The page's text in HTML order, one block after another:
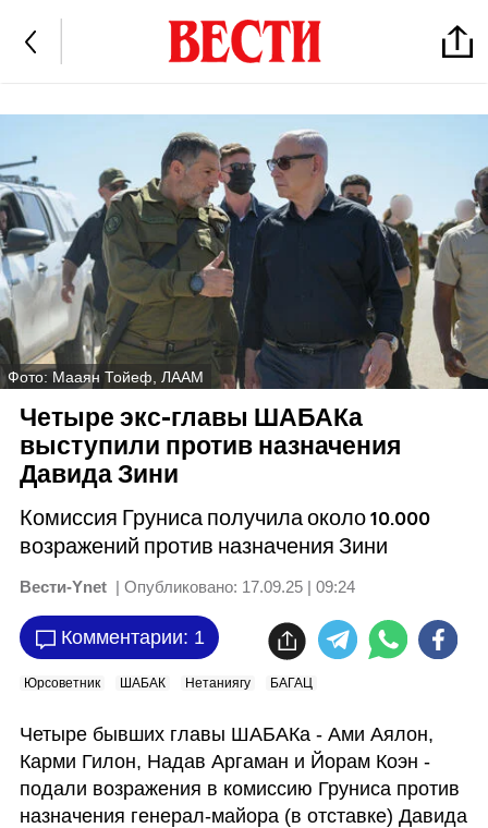
Фото: Мааян Тойеф, ЛААМ
Четыре экс-главы ШАБАКа
выступили против назначения
Давида Зини
Комиссия Груниса получила около 10.000
возражений против назначения Зини
Вести-Ynet | Опубликовано: 17.09.25 | 09:24
Комментарии: 1
Юрсоветник ШАБАК Нетаниягу БАГАЦ
Четыре бывших главы ШАБАКа - Ами Аялон,
Карми Гилон, Надав Аргаман и Йорам Коэн -
подали возражения в комиссию Груниса против
назначения генерал-майора (в отставке) Давида